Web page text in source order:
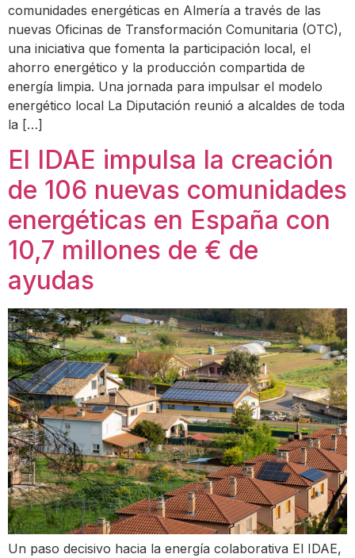
comunidades energéticas en Almería a través de las
nuevas Oficinas de Transformación Comunitaria (OTC),
una iniciativa que fomenta la participación local, el
ahorro energético y la producción compartida de
energía limpia. Una jornada para impulsar el modelo
energético local La Diputación reunió a alcaldes de toda
la […]
El IDAE impulsa la creación
de 106 nuevas comunidades
energéticas en España con
10,7 millones de € de
ayudas
Un paso decisivo hacia la energía colaborativa El IDAE,